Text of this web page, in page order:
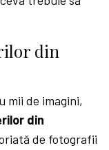
din
mii de imagini,
din
de fotografii